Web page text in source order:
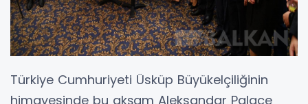
Türkiye Cumhuriyeti Üsküp Büyükelçiliğinin
himayesinde bu akşam Aleksandar Palace